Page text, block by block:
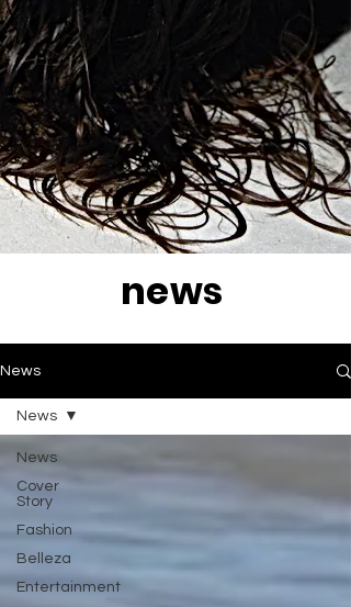
news
News
News
Cover
Story
Fashion
Belleza
Entertainment
News